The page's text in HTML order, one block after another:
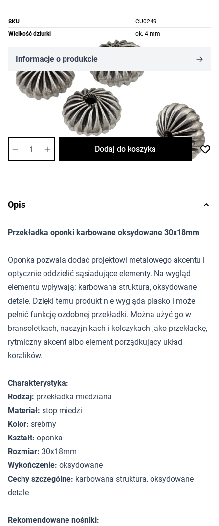
SKU
CU0249
Wielkość dziurki
ok. 4 mm
Informacje o produkcie
11,40 zł
Cena za sztukę
Dostępność:średnia
Dodaj do koszyka
Opis
Przekładka oponki karbowane oksydowane 30x18mm
Oponka pozwala dodać projektowi metalowego akcentu i
optycznie oddzielić sąsiadujące elementy. Na wygląd
elementu wpływają: karbowana struktura, oksydowane
detale. Dzięki temu produkt nie wygląda płasko i może
pełnić funkcję ozdobnej przekładki. Można użyć go w
bransoletkach, naszyjnikach i kolczykach jako przekładkę,
rytmiczny akcent albo element porządkujący układ
koralików.
Charakterystyka:
Rodzaj: przekładka miedziana
Materiał: stop miedzi
Kolor: srebrny
Kształt: oponka
Rozmiar: 30x18mm
Wykończenie: oksydowane
Cechy szczególne: karbowana struktura, oksydowane
detale
Rekomendowane nośniki: